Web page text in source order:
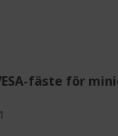
fäste för